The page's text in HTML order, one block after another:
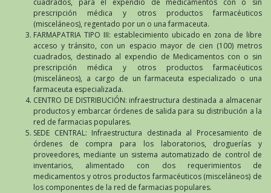
prescripción médica y otros productos farmacéuticos
(misceláneos), regentado por un o una farmaceuta.
FARMAPATRIA TIPO III: establecimiento ubicado en zona de libre
acceso y tránsito, con un espacio mayor de cien (100) metros
cuadrados, destinado al expendio de Medicamentos con o sin
prescripción médica y otros productos farmacéuticos
(misceláneos), a cargo de un farmaceuta especializado o una
farmaceuta especializada.
CENTRO DE DISTRIBUCIÓN: infraestructura destinada a almacenar
productos y embarcar órdenes de salida para su distribución a la
red de farmacias populares.
SEDE CENTRAL: Infraestructura destinada al Procesamiento de
órdenes de compra para los laboratorios, droguerías y
proveedores, mediante un sistema automatizado de control de
inventarios, alimentado con dos requerimientos de
medicamentos y otros productos farmacéuticos (misceláneos) de
los componentes de la red de farmacias populares.